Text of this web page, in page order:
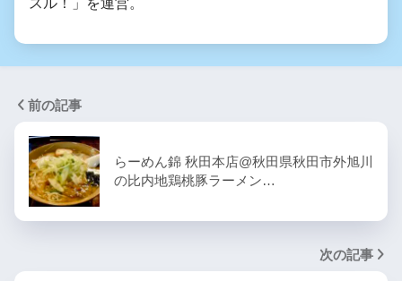
前の記事
らーめん錦 秋田本店@秋田県秋田市外旭川
の比内地鶏桃豚ラーメン…
次の記事